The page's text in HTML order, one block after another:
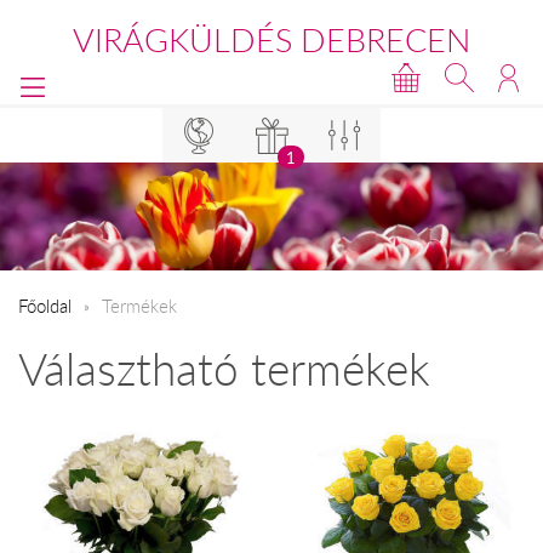
VIRÁGKÜLDÉS DEBRECEN
1
Főoldal Termékek
Választható termékek